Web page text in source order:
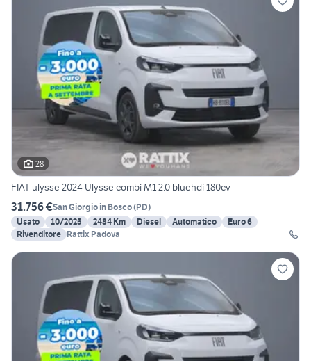
28
FIAT ulysse 2024 Ulysse combi M1 2.0 bluehdi 180cv
31.756 €San Giorgio in Bosco(PD)
Usato
10/2025 2484 Km Diesel Automatico
Euro 6
Rivenditore Rattix Padova